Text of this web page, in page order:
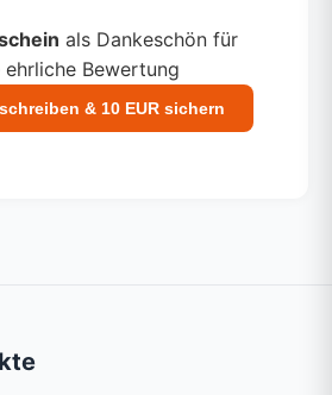
als Dankeschön für
ehrliche Bewertung
& 10 EUR sichern